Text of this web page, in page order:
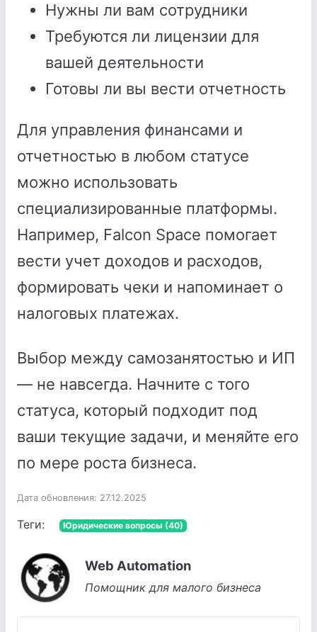
Нужны ли вам сотрудники
Требуются ли лицензии для
вашей деятельности
Готовы ли вы вести отчетность
Для управления финансами и
отчетностью в любом статусе
можно использовать
специализированные платформы.
Например, Falcon Space помогает
вести учет доходов и расходов,
формировать чеки и напоминает о
налоговых платежах.
Выбор между самозанятостью и ИП
— не навсегда. Начните с того
статуса, который подходит под
ваши текущие задачи, и меняйте его
по мере роста бизнеса.
Дата обновления: 27.12.2025
Теги: Юридические вопросы (40)
Web Automation
Помощник для малого бизнеса